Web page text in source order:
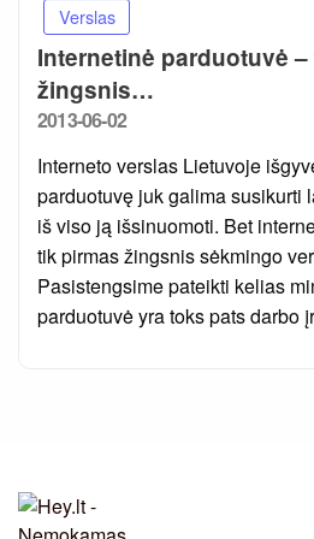
Verslas
Internetinė parduotuvė
žingsnis…
Posted
2013-06-02
Interneto verslas Lietuvoje
parduotuvę juk galima susikurti
iš viso ją išsinuomoti. Bet
tik pirmas žingsnis sėkmingo
Pasistengsime pateikti kelias
parduotuvė yra toks pats darbo